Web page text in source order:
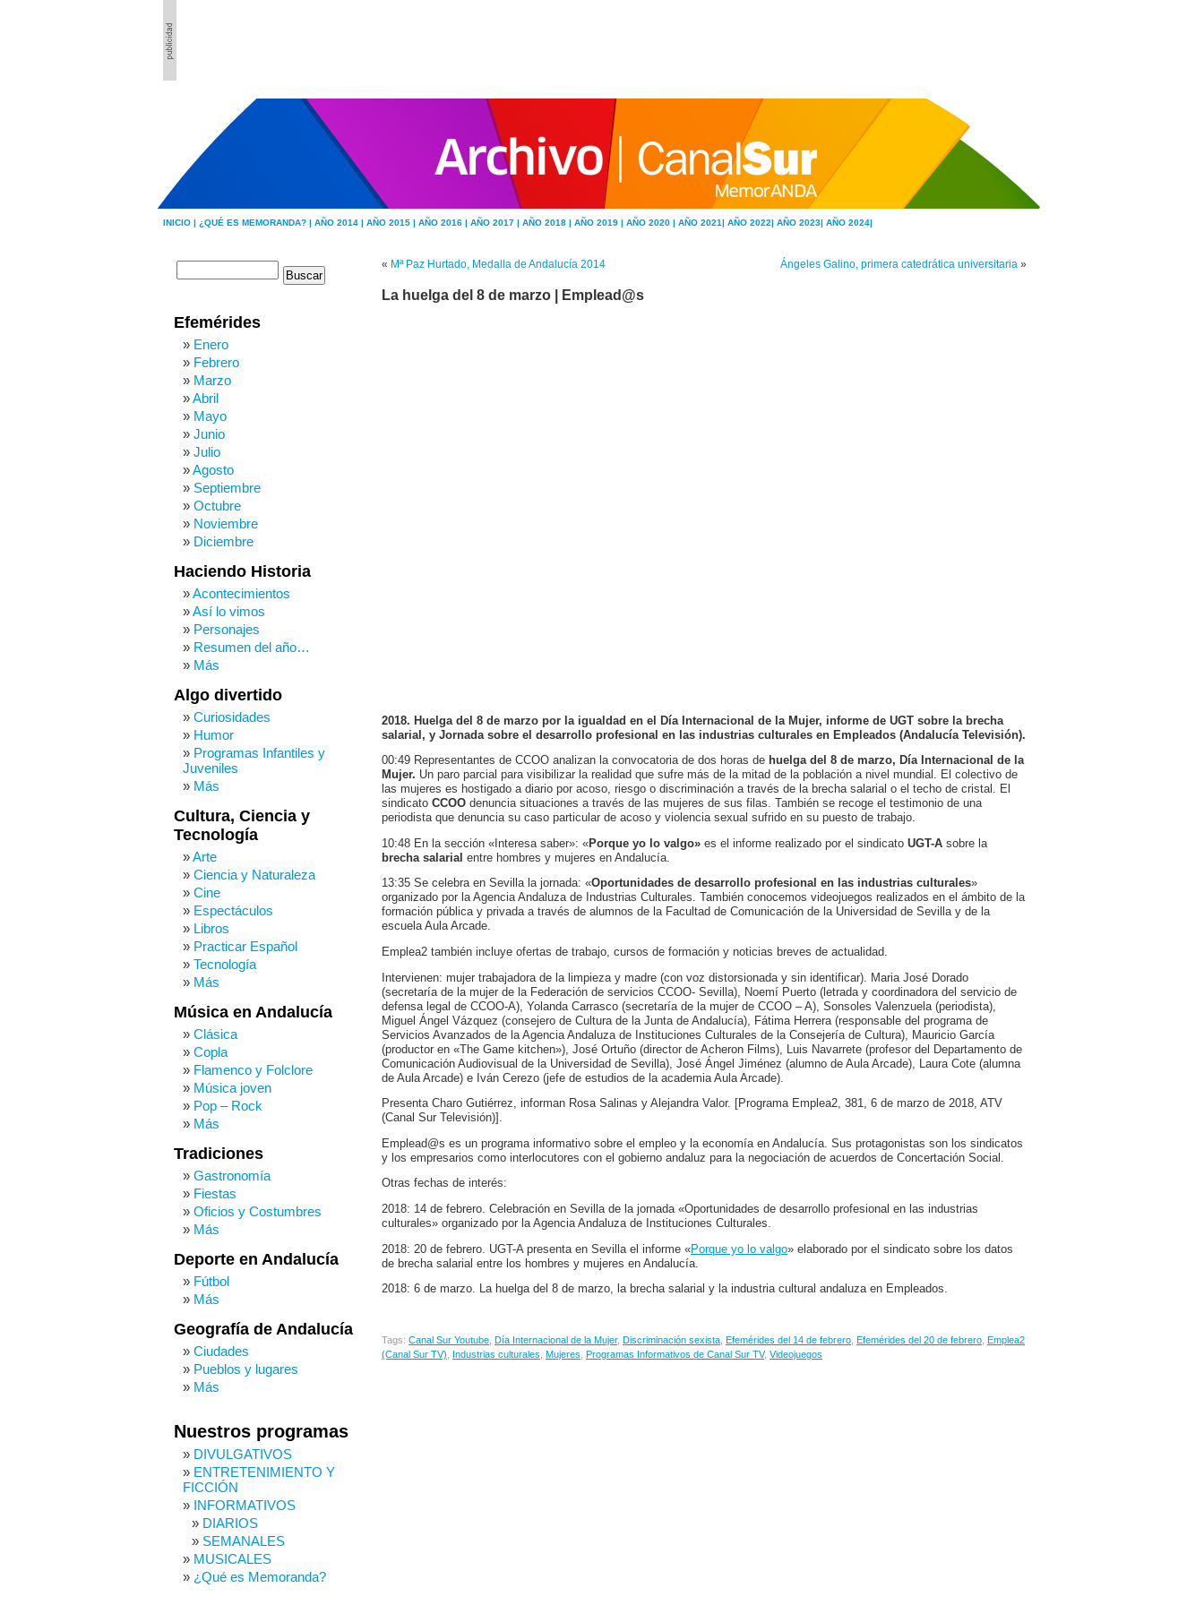
INICIO | ¿QUÉ ES MEMORANDA? | AÑO 2014 | AÑO 2015 | AÑO 2016 | AÑO 2017 | AÑO 2018 | AÑO 2019 | AÑO 2020 | AÑO 2021| AÑO 2022| AÑO 2023| AÑO 2024|
« Mª Paz Hurtado, Medalla de Andalucía 2014 Ángeles Galino, primera catedrática universitaria »
La huelga del 8 de marzo | Emplead@s
2018. Huelga del 8 de marzo por la igualdad en el Día Internacional de la Mujer, informe de UGT sobre la brecha
salarial, y Jornada sobre el desarrollo profesional en las industrias culturales en Empleados (Andalucía Televisión).
00:49 Representantes de CCOO analizan la convocatoria de dos horas de huelga del 8 de marzo, Día Internacional de la
Mujer. Un paro parcial para visibilizar la realidad que sufre más de la mitad de la población a nivel mundial. El colectivo de
las mujeres es hostigado a diario por acoso, riesgo o discriminación a través de la brecha salarial o el techo de cristal. El
sindicato CCOO denuncia situaciones a través de las mujeres de sus filas. También se recoge el testimonio de una
periodista que denuncia su caso particular de acoso y violencia sexual sufrido en su puesto de trabajo.
10:48 En la sección «Interesa saber»: «Porque yo lo valgo» es el informe realizado por el sindicato UGT-A sobre la
brecha salarial entre hombres y mujeres en Andalucía.
13:35 Se celebra en Sevilla la jornada: «Oportunidades de desarrollo profesional en las industrias culturales»
organizado por la Agencia Andaluza de Industrias Culturales. También conocemos videojuegos realizados en el ámbito de la
formación pública y privada a través de alumnos de la Facultad de Comunicación de la Universidad de Sevilla y de la
escuela Aula Arcade.
Emplea2 también incluye ofertas de trabajo, cursos de formación y noticias breves de actualidad.
Intervienen: mujer trabajadora de la limpieza y madre (con voz distorsionada y sin identificar). Maria José Dorado
(secretaría de la mujer de la Federación de servicios CCOO- Sevilla), Noemí Puerto (letrada y coordinadora del servicio de
defensa legal de CCOO-A), Yolanda Carrasco (secretaría de la mujer de CCOO – A), Sonsoles Valenzuela (periodista),
Miguel Ángel Vázquez (consejero de Cultura de la Junta de Andalucía), Fátima Herrera (responsable del programa de
Servicios Avanzados de la Agencia Andaluza de Instituciones Culturales de la Consejería de Cultura), Mauricio García
(productor en «The Game kitchen»), José Ortuño (director de Acheron Films), Luis Navarrete (profesor del Departamento de
Comunicación Audiovisual de la Universidad de Sevilla), José Ángel Jiménez (alumno de Aula Arcade), Laura Cote (alumna
de Aula Arcade) e Iván Cerezo (jefe de estudios de la academia Aula Arcade).
Presenta Charo Gutiérrez, informan Rosa Salinas y Alejandra Valor. [Programa Emplea2, 381, 6 de marzo de 2018, ATV
(Canal Sur Televisión)].
Emplead@s es un programa informativo sobre el empleo y la economía en Andalucía. Sus protagonistas son los sindicatos
y los empresarios como interlocutores con el gobierno andaluz para la negociación de acuerdos de Concertación Social.
Otras fechas de interés:
2018: 14 de febrero. Celebración en Sevilla de la jornada «Oportunidades de desarrollo profesional en las industrias
culturales» organizado por la Agencia Andaluza de Instituciones Culturales.
2018: 20 de febrero. UGT-A presenta en Sevilla el informe «Porque yo lo valgo» elaborado por el sindicato sobre los datos
de brecha salarial entre los hombres y mujeres en Andalucía.
2018: 6 de marzo. La huelga del 8 de marzo, la brecha salarial y la industria cultural andaluza en Empleados.
Tags: Canal Sur Youtube Día Internacional de la Mujer, Discriminación sexista Efemérides del 14 de febrero Efemérides del 20 de febrero
Emplea2
(Canal Sur TV)
Industrias culturales Mujeres Programas Informativos de Canal Sur TV, Videojuegos
Efemérides
Enero
Febrero
Marzo
Abril
Mayo
Junio
Julio
Agosto
Septiembre
Octubre
Noviembre
Diciembre
Haciendo Historia
Acontecimientos
Así lo vimos
Personajes
Resumen del año…
Más
Algo divertido
Curiosidades
Humor
Programas Infantiles y
Juveniles
Más
Cultura, Ciencia y
Tecnología
Arte
Ciencia y Naturaleza
Cine
Espectáculos
Libros
Practicar Español
Tecnología
Más
Música en Andalucía
Clásica
Copla
Flamenco y Folclore
Música joven
Pop – Rock
Más
Tradiciones
Gastronomía
Fiestas
Oficios y Costumbres
Más
Deporte en Andalucía
Fútbol
Más
Geografía de Andalucía
Ciudades
Pueblos y lugares
Más
Nuestros programas
DIVULGATIVOS
ENTRETENIMIENTO Y
FICCIÓN
INFORMATIVOS
DIARIOS
SEMANALES
MUSICALES
¿Qué es Memoranda?